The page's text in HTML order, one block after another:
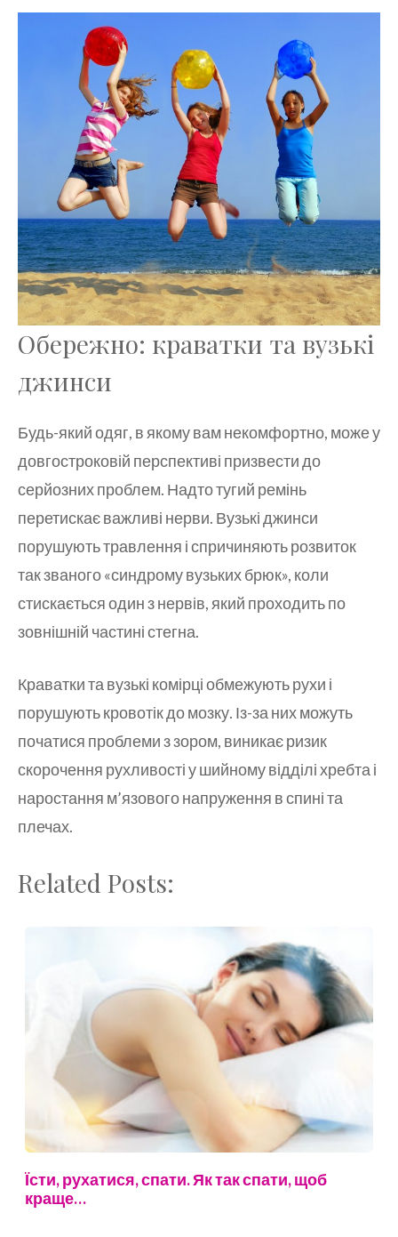
Обережно: краватки та вузькі
джинси
Будь-який одяг, в якому вам некомфортно, може у
довгостроковій перспективі призвести до
серйозних проблем. Надто тугий ремінь
перетискає важливі нерви. Вузькі джинси
порушують травлення і спричиняють розвиток
так званого «синдрому вузьких брюк», коли
стискається один з нервів, який проходить по
зовнішній частині стегна.
Краватки та вузькі комірці обмежують рухи і
порушують кровотік до мозку. Із-за них можуть
початися проблеми з зором, виникає ризик
скорочення рухливості у шийному відділі хребта і
наростання м’язового напруження в спині та
плечах.
Related Posts:
Їсти, рухатися, спати. Як так спати, щоб
краще…